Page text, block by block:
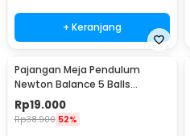
+ Keranjang
Pajangan Meja Pendulum
Newton Balance 5 Balls
Stainless Steel Model T S -
LX013
Rp19.000
Rp38.900 52%